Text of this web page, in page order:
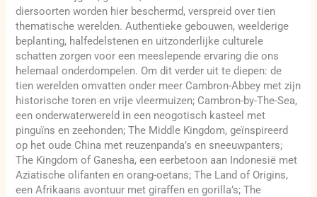
diersoorten worden hier beschermd, verspreid over tien
thematische werelden. Authentieke gebouwen, weelderige
beplanting, halfedelstenen en uitzonderlijke culturele
schatten zorgen voor een meeslepende ervaring die ons
helemaal onderdompelen. Om dit verder uit te diepen: de
tien werelden omvatten onder meer Cambron-Abbey met zijn
historische toren en vrije vleermuizen; Cambron-by-The-Sea,
een onderwaterwereld in een neogotisch kasteel met
pinguïns en zeehonden; The Middle Kingdom, geïnspireerd
op het oude China met reuzenpanda’s en sneeuwpanters;
The Kingdom of Ganesha, een eerbetoon aan Indonesië met
Aziatische olifanten en orang-oetans; The Land of Origins,
een Afrikaans avontuur met giraffen en gorilla’s; The